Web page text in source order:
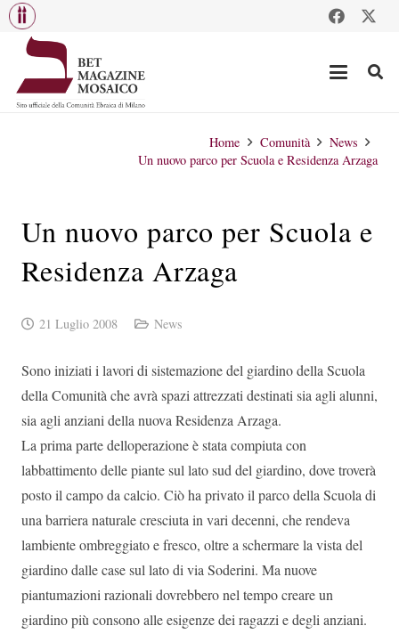
Home Comunità
News
Un nuovo parco per Scuola e Residenza Arzaga
Un nuovo parco per Scuola e
Residenza Arzaga
21 Luglio 2008 News
Sono iniziati i lavori di sistemazione del giardino della Scuola
della Comunità che avrà spazi attrezzati destinati sia agli alunni,
sia agli anziani della nuova Residenza Arzaga.
La prima parte delloperazione è stata compiuta con
labbattimento delle piante sul lato sud del giardino, dove troverà
posto il campo da calcio. Ciò ha privato il parco della Scuola di
una barriera naturale cresciuta in vari decenni, che rendeva
lambiente ombreggiato e fresco, oltre a schermare la vista del
giardino dalle case sul lato di via Soderini. Ma nuove
piantumazioni razionali dovrebbero nel tempo creare un
giardino più consono alle esigenze dei ragazzi e degli anziani.